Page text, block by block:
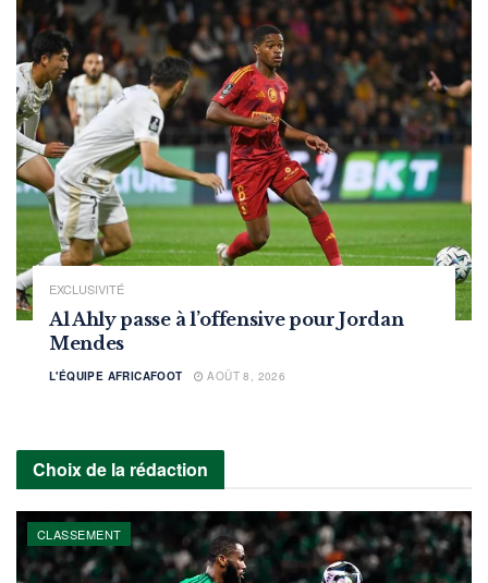
EXCLUSIVITÉ
Al Ahly passe à l’offensive pour Jordan
Mendes
L'ÉQUIPE AFRICAFOOT AOÛT 8, 2026
Choix de la rédaction
CLASSEMENT